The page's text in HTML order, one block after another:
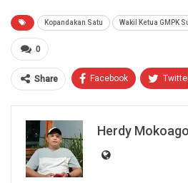
Kopandakan Satu Wakil Ketua GMPK
0
Share Facebook
Herdy